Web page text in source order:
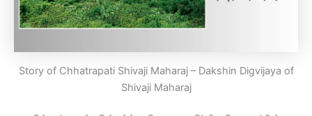
Story of Chhatrapati Shivaji Maharaj – Dakshin Digvijaya of
Shivaji Maharaj